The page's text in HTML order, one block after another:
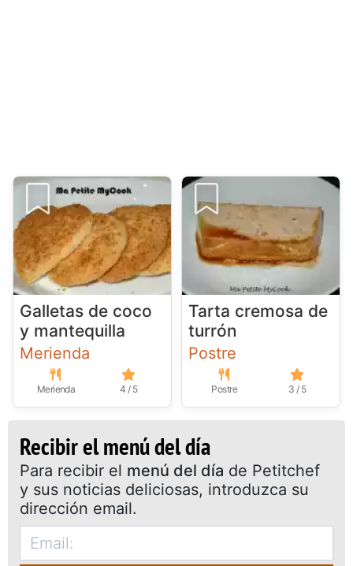
Galletas de coco
y mantequilla
Merienda
Merienda 4 / 5
Tarta cremosa de
turrón
Postre
Postre 3 / 5
Recibir el menú del día
Para recibir el menú del día de Petitchef
y sus noticias deliciosas, introduzca su
dirección email.